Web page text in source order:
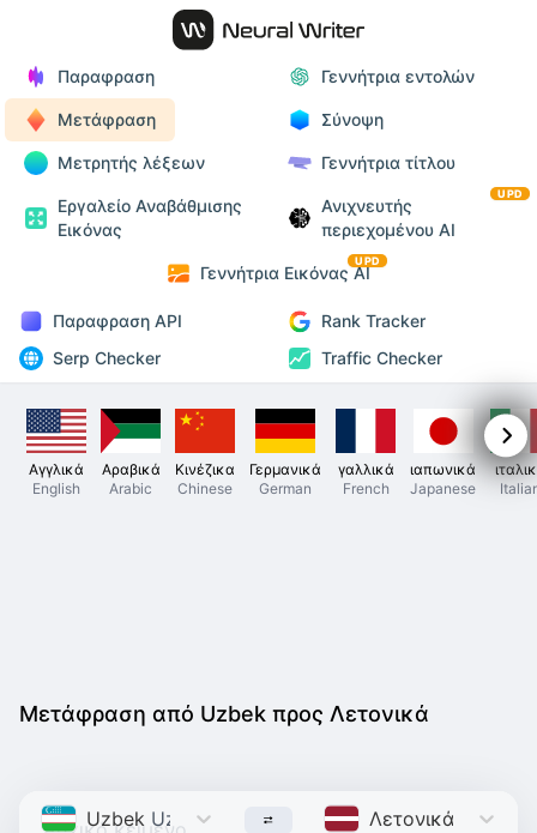
Παραφραση Γεννήτρια εντολών
Μετάφραση Σύνοψη
Μετρητής λέξεων Γεννήτρια τίτλου
Εργαλείο Αναβάθμισης
Εικόνας
Ανιχνευτής
περιεχομένου AI
UPD
Γεννήτρια Εικόνας AI
UPD
Παραφραση API
Rank Tracker
Serp Checker
Traffic Checker
Αγγλικά
English
Αραβικά
Arabic
Κινέζικα
Chinese
Γερμανικά
German
γαλλικά
French
ιαπωνικά
Japanese
Μετάφραση από Uzbek προς Λετονικά
Uzbek Uzbek Λετονικά Latvian